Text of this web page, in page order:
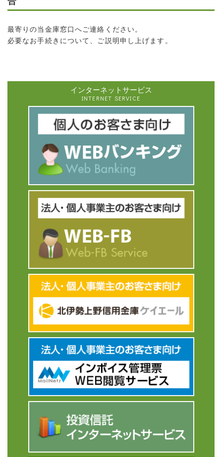
最寄りの当金庫窓口へご連絡ください。
必要なお手続きについて、ご説明申し上げます。
インターネットサービス
INTERNET SERVICE